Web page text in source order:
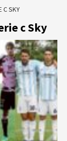
C SKY
c Sky